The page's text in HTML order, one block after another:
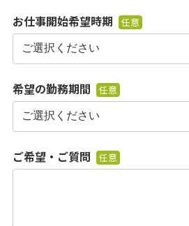
お仕事開始希望時期 任意
希望の勤務期間 任意
ご希望・ご質問 任意